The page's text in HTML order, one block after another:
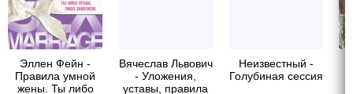
Эллен Фейн -
Правила умной
жены. Ты либо
Вячеслав Львович
- Уложения,
уставы, правила
Неизвестный -
Голубиная сессия